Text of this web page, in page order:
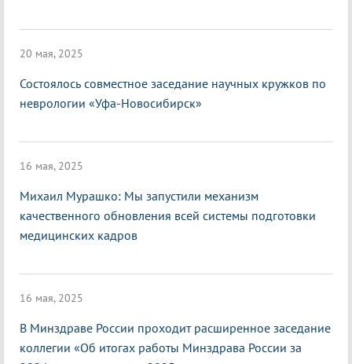
20 мая, 2025
Состоялось совместное заседание научных кружков по
неврологии «Уфа-Новосибирск»
16 мая, 2025
Михаил Мурашко: Мы запустили механизм
качественного обновления всей системы подготовки
медицинских кадров
16 мая, 2025
В Минздраве России проходит расширенное заседание
коллегии «Об итогах работы Минздрава России за